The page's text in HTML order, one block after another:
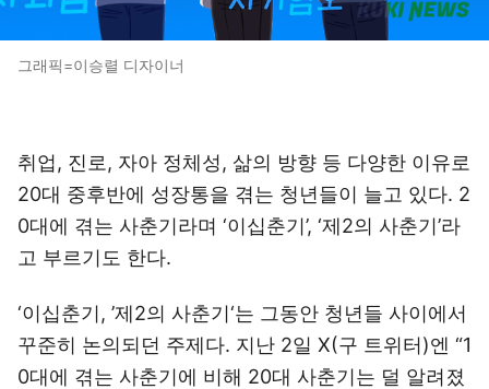
그래픽=이승렬 디자이너
취업, 진로, 자아 정체성, 삶의 방향 등 다양한 이유로
20대 중후반에 성장통을 겪는 청년들이 늘고 있다. 2
0대에 겪는 사춘기라며 ‘이십춘기’, ‘제2의 사춘기’라
고 부르기도 한다.
‘이십춘기, ’제2의 사춘기‘는 그동안 청년들 사이에서
꾸준히 논의되던 주제다. 지난 2일 X(구 트위터)엔 “1
0대에 겪는 사춘기에 비해 20대 사춘기는 덜 알려졌